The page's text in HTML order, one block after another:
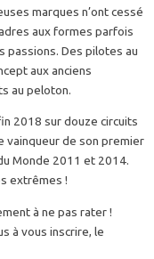
marques n’ont cessé
aux formes parfois
passions. Des pilotes au
aux anciens
au peloton.
2018 sur douze circuits
vainqueur de son premier
Monde 2011 et 2014.
extrêmes !
à ne pas rater !
à vous inscrire, le